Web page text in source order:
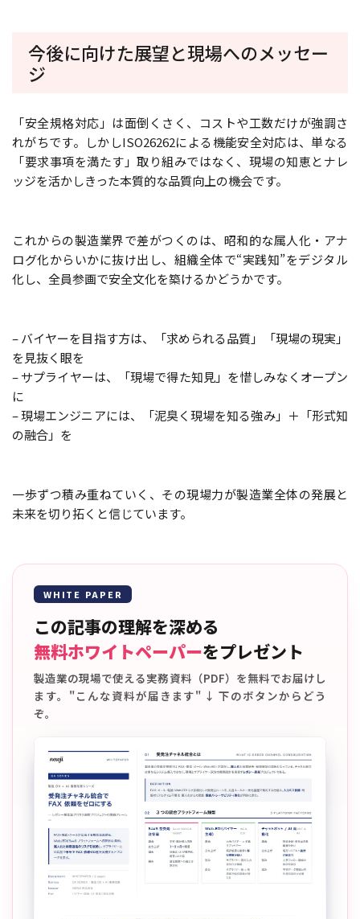
今後に向けた展望と現場へのメッセー
ジ
「安全規格対応」は面倒くさく、コストや工数だけが強調さ
れがちです。しかしISO26262による機能安全対応は、単なる
「要求事項を満たす」取り組みではなく、現場の知恵とナレ
ッジを活かしきった本質的な品質向上の機会です。
これからの製造業界で差がつくのは、昭和的な属人化・アナ
ログ化からいかに抜け出し、組織全体で“実践知”をデジタル
化し、全員参画で安全文化を築けるかどうかです。
– バイヤーを目指す方は、「求められる品質」「現場の現実」
を見抜く眼を
– サプライヤーは、「現場で得た知見」を惜しみなくオープン
に
– 現場エンジニアには、「泥臭く現場を知る強み」＋「形式知
の融合」を
一歩ずつ積み重ねていく、その現場力が製造業全体の発展と
未来を切り拓くと信じています。
WHITE PAPER
この記事の理解を深める
無料ホワイトペーパーをプレゼント
製造業の現場で使える実務資料（PDF）を無料でお届けし
ます。"こんな資料が届きます" ↓ 下のボタンからどう
ぞ。